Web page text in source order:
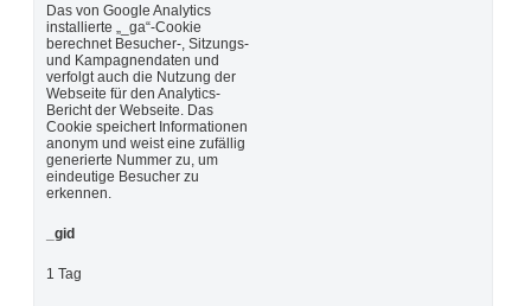
Das von Google Analytics
installierte „_ga“-Cookie
berechnet Besucher-, Sitzungs-
und Kampagnendaten und
verfolgt auch die Nutzung der
Webseite für den Analytics-
Bericht der Webseite. Das
Cookie speichert Informationen
anonym und weist eine zufällig
generierte Nummer zu, um
eindeutige Besucher zu
erkennen.
_gid
1 Tag